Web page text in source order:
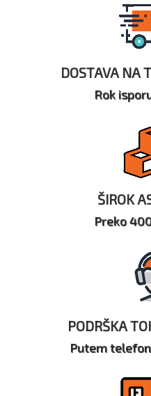
DOSTAVA NA
Rok
ŠIROK
Preko
PODRŠKA
Putem